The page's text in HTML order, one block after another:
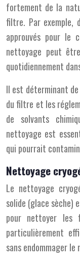
fortement de la
filtre. Par exemple,
approuvés pour le
nettoyage peut
quotidiennement
Il est déterminant
du filtre et les
de solvants
nettoyage est
qui pourrait
Nettoyage
Le nettoyage
solide (glace sèche)
pour nettoyer les
particulièrement
sans endommager